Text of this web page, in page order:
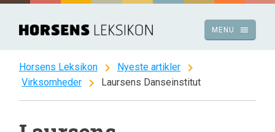
Spring
indhold
menu
MENU
Horsens Leksikon chevron_right Nyeste artikler chevron_right
Virksomheder chevron_right Laursens Danseinstitut